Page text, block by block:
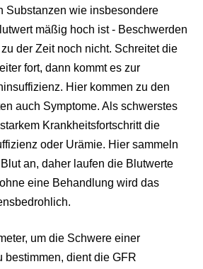
Substanzen wie insbesondere
mäßig hoch ist - Beschwerden
der Zeit noch nicht. Schreitet die
fort, dann kommt es zur
Hier kommen zu den
auch Symptome. Als schwerstes
Krankheitsfortschritt die
oder Urämie. Hier sammeln
an, daher laufen die Blutwerte
eine Behandlung wird das
um die Schwere einer
bestimmen, dient die GFR